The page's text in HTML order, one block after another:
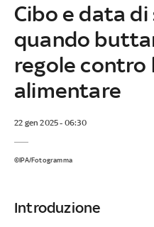
Cibo e data di
quando
regole contro
alimentare
22 gen 2025 - 06:30
©IPA/Fotogramma
Introduzione